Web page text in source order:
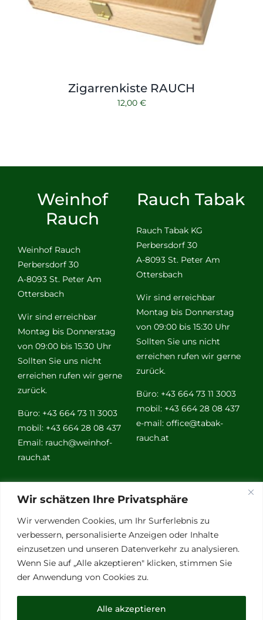
Wir schätzen Ihre Privatsphäre
Wir verwenden Cookies, um Ihr Surferlebnis zu
verbessern, personalisierte Anzeigen oder Inhalte
einzusetzen und unseren Datenverkehr zu analysieren.
Wenn Sie auf „Alle akzeptieren" klicken, stimmen Sie
der Anwendung von Cookies zu.
Alle akzeptieren
Zigarrenkiste RAUCH
12,00 €
Weinhof
Rauch
Weinhof Rauch
Perbersdorf 30
A-8093 St. Peter Am
Ottersbach
Wir sind erreichbar
Montag bis Donnerstag
von 09:00 bis 15:30 Uhr
Sollten Sie uns nicht
erreichen rufen wir gerne
zurück.
Büro: +43 664 73 11 3003
mobil: +43 664 28 08 437
Email: rauch@weinhof-
rauch.at
Rauch Tabak
Rauch Tabak KG
Perbersdorf 30
A-8093 St. Peter Am
Ottersbach
Wir sind erreichbar
Montag bis Donnerstag
von 09:00 bis 15:30 Uhr
Sollten Sie uns nicht
erreichen rufen wir gerne
zurück.
Büro: +43 664 73 11 3003
mobil: +43 664 28 08 437
e-mail: office@tabak-
rauch.at
Weitere
Links
Vino Vitalis
Ottersbachtal
Partnerbetriebe
Links für Weinkenner
Presse